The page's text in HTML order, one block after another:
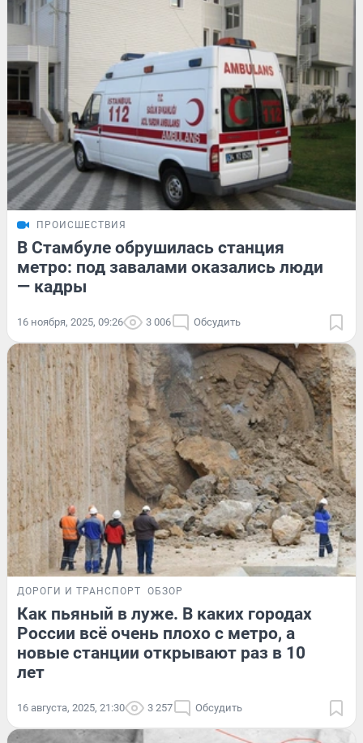
ПРОИСШЕСТВИЯ
В Стамбуле обрушилась станция
метро: под завалами оказались люди
— кадры
16 ноября, 2025, 09:26 3 006 Обсудить
ДОРОГИ И ТРАНСПОРТ ОБЗОР
Как пьяный в луже. В каких городах
России всё очень плохо с метро, а
новые станции открывают раз в 10
лет
16 августа, 2025, 21:30 3 257 Обсудить